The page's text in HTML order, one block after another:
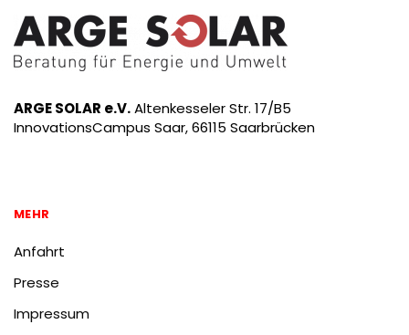
ARGE SOLAR e.V.Altenkesseler Str. 17/B5
InnovationsCampus Saar, 66115 Saarbrücken
MEHR
Anfahrt
Presse
Impressum